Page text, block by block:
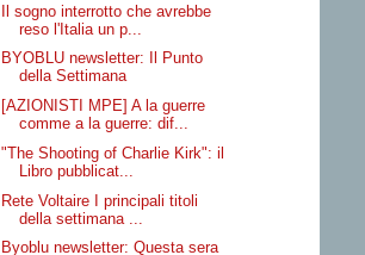
Il sogno interrotto che avrebbe
reso l'Italia un p...
BYOBLU newsletter: Il Punto
della Settimana
[AZIONISTI MPE] A la guerre
comme a la guerre: dif...
"The Shooting of Charlie Kirk": il
Libro pubblicat...
Rete Voltaire I principali titoli
della settimana ...
Byoblu newsletter: Questa sera